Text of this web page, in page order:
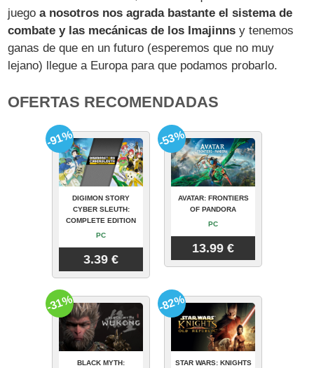
juego a nosotros nos agrada bastante el sistema de
combate y las mecánicas de los Imajinns y tenemos
ganas de que en un futuro (esperemos que no muy
lejano) llegue a Europa para que podamos probarlo.
OFERTAS RECOMENDADAS
DIGIMON STORY
CYBER SLEUTH:
COMPLETE EDITION
PC
3.39 €
-91%
AVATAR: FRONTIERS
OF PANDORA
PC
13.99 €
-53%
BLACK MYTH:
-31%
STAR WARS: KNIGHTS
-82%